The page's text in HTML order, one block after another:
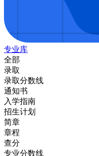
专业库
全部
录取
录取分数线
通知书
入学指南
招生计划
简章
章程
查分
专业分数线